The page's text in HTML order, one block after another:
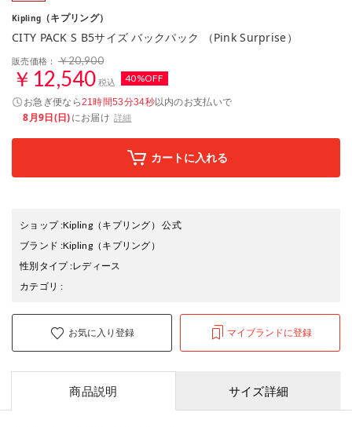
Kipling （キプリング）
CITY PACK S B5サイズ バックパック （Pink Surprise）
販売価格： ￥20,900
￥12,540 税込 40%OFF
お急ぎ便なら21時間53分33秒以内のお支払いで
8月9日(日)にお届け 詳細
カートに入れる
ショップ:Kipling（キプリング） 公式
ブランド :Kipling（キプリング）
性別タイプ:レディース
カテゴリ :
お気に入り登録 マイブランドに登録
商品説明 サイズ詳細